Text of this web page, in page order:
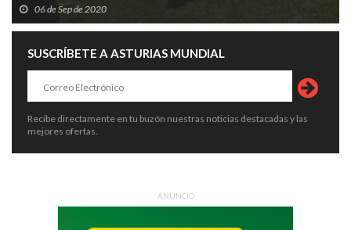
06 de Sep de 2020
SUSCRÍBETE A ASTURIAS MUNDIAL
Recibe directamente en tu buzón nuestras noticias destacadas y las
mejores ofertas.
ANUNCIO